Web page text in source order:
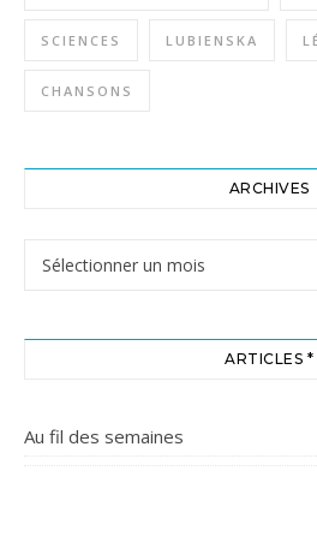
SCIENCES LUBIENSKA
CHANSONS
ARCHIVES
ARTICLES *
Au fil des semaines